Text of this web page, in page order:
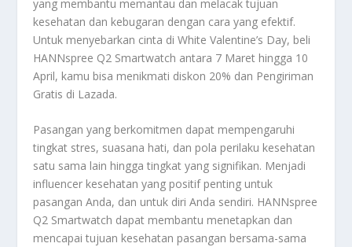
yang membantu memantau dan melacak tujuan
kesehatan dan kebugaran dengan cara yang efektif.
Untuk menyebarkan cinta di White Valentine’s Day, beli
HANNspree Q2 Smartwatch antara 7 Maret hingga 10
April, kamu bisa menikmati diskon 20% dan Pengiriman
Gratis di Lazada.
Pasangan yang berkomitmen dapat mempengaruhi
tingkat stres, suasana hati, dan pola perilaku kesehatan
satu sama lain hingga tingkat yang signifikan. Menjadi
influencer kesehatan yang positif penting untuk
pasangan Anda, dan untuk diri Anda sendiri. HANNspree
Q2 Smartwatch dapat membantu menetapkan dan
mencapai tujuan kesehatan pasangan bersama-sama